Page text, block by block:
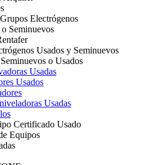
Electrógenos
Seminuevos
Usados y Seminuevos
o Usados
Usadas
Usados
Usadas
Certificado Usado
Equipos